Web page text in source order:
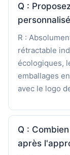
Q :
R :
rétractable
écologiques,
emballages
avec le logo
Q :
après